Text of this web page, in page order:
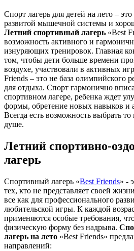
Спорт лагерь для детей на лето – это
развитой мышечной системы и
Летний спортивный лагерь «Best
возможность активного и
изнуряющих тренировок. Главная
том, чтобы дети больше времени
воздухе, участвовали в активных
Friends – это не база олимпийского
для отдыха. Спорт гармонично
спортивном лагере, ребенка ждет
формы, обретение новых навыков и
Всегда есть возможность выбрать
душе.
Летний спортивно-
лагерь
Спортивный лагерь «Best Friends» -
тех, кто не представляет своей
все как для профессионального
любительской игры. К каждой
применяются особые требования,
физическую форму без надрыва.
лагерь на лето «Best Friends»
направлений: